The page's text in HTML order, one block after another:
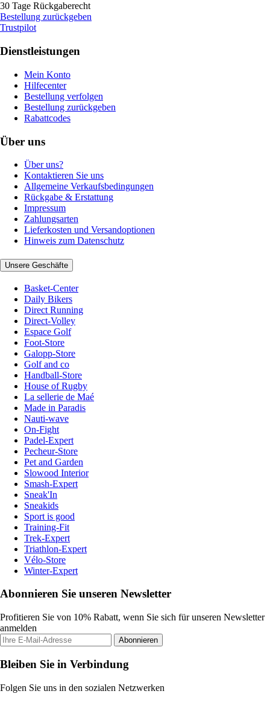
30 Tage Rückgaberecht
Bestellung zurückgeben
Trustpilot
Dienstleistungen
Mein Konto
Hilfecenter
Bestellung verfolgen
Bestellung zurückgeben
Rabattcodes
Über uns
Über uns?
Kontaktieren Sie uns
Allgemeine Verkaufsbedingungen
Rückgabe & Erstattung
Impressum
Zahlungsarten
Lieferkosten und Versandoptionen
Hinweis zum Datenschutz
Unsere Geschäfte
Basket-Center
Daily Bikers
Direct Running
Direct-Volley
Espace Golf
Foot-Store
Galopp-Store
Golf and co
Handball-Store
House of Rugby
La sellerie de Maé
Made in Paradis
Nauti-wave
On-Fight
Padel-Expert
Pecheur-Store
Pet and Garden
Slowood Interior
Smash-Expert
Sneak'In
Sneakids
Sport is good
Training-Fit
Trek-Expert
Triathlon-Expert
Vélo-Store
Winter-Expert
Abonnieren Sie unseren Newsletter
Profitieren Sie von 10% Rabatt, wenn Sie sich für unseren Newsletter
anmelden
Abonnieren
Bleiben Sie in Verbindung
Folgen Sie uns in den sozialen Netzwerken